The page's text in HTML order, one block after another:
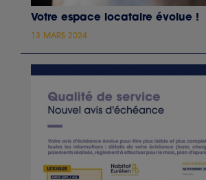
Votre espace locataire évolue !
13 MARS 2024